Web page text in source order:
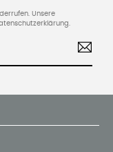
Unsere